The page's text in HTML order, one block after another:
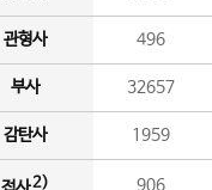
관형사 496
부사 32657
감탄사 1959
2) 906